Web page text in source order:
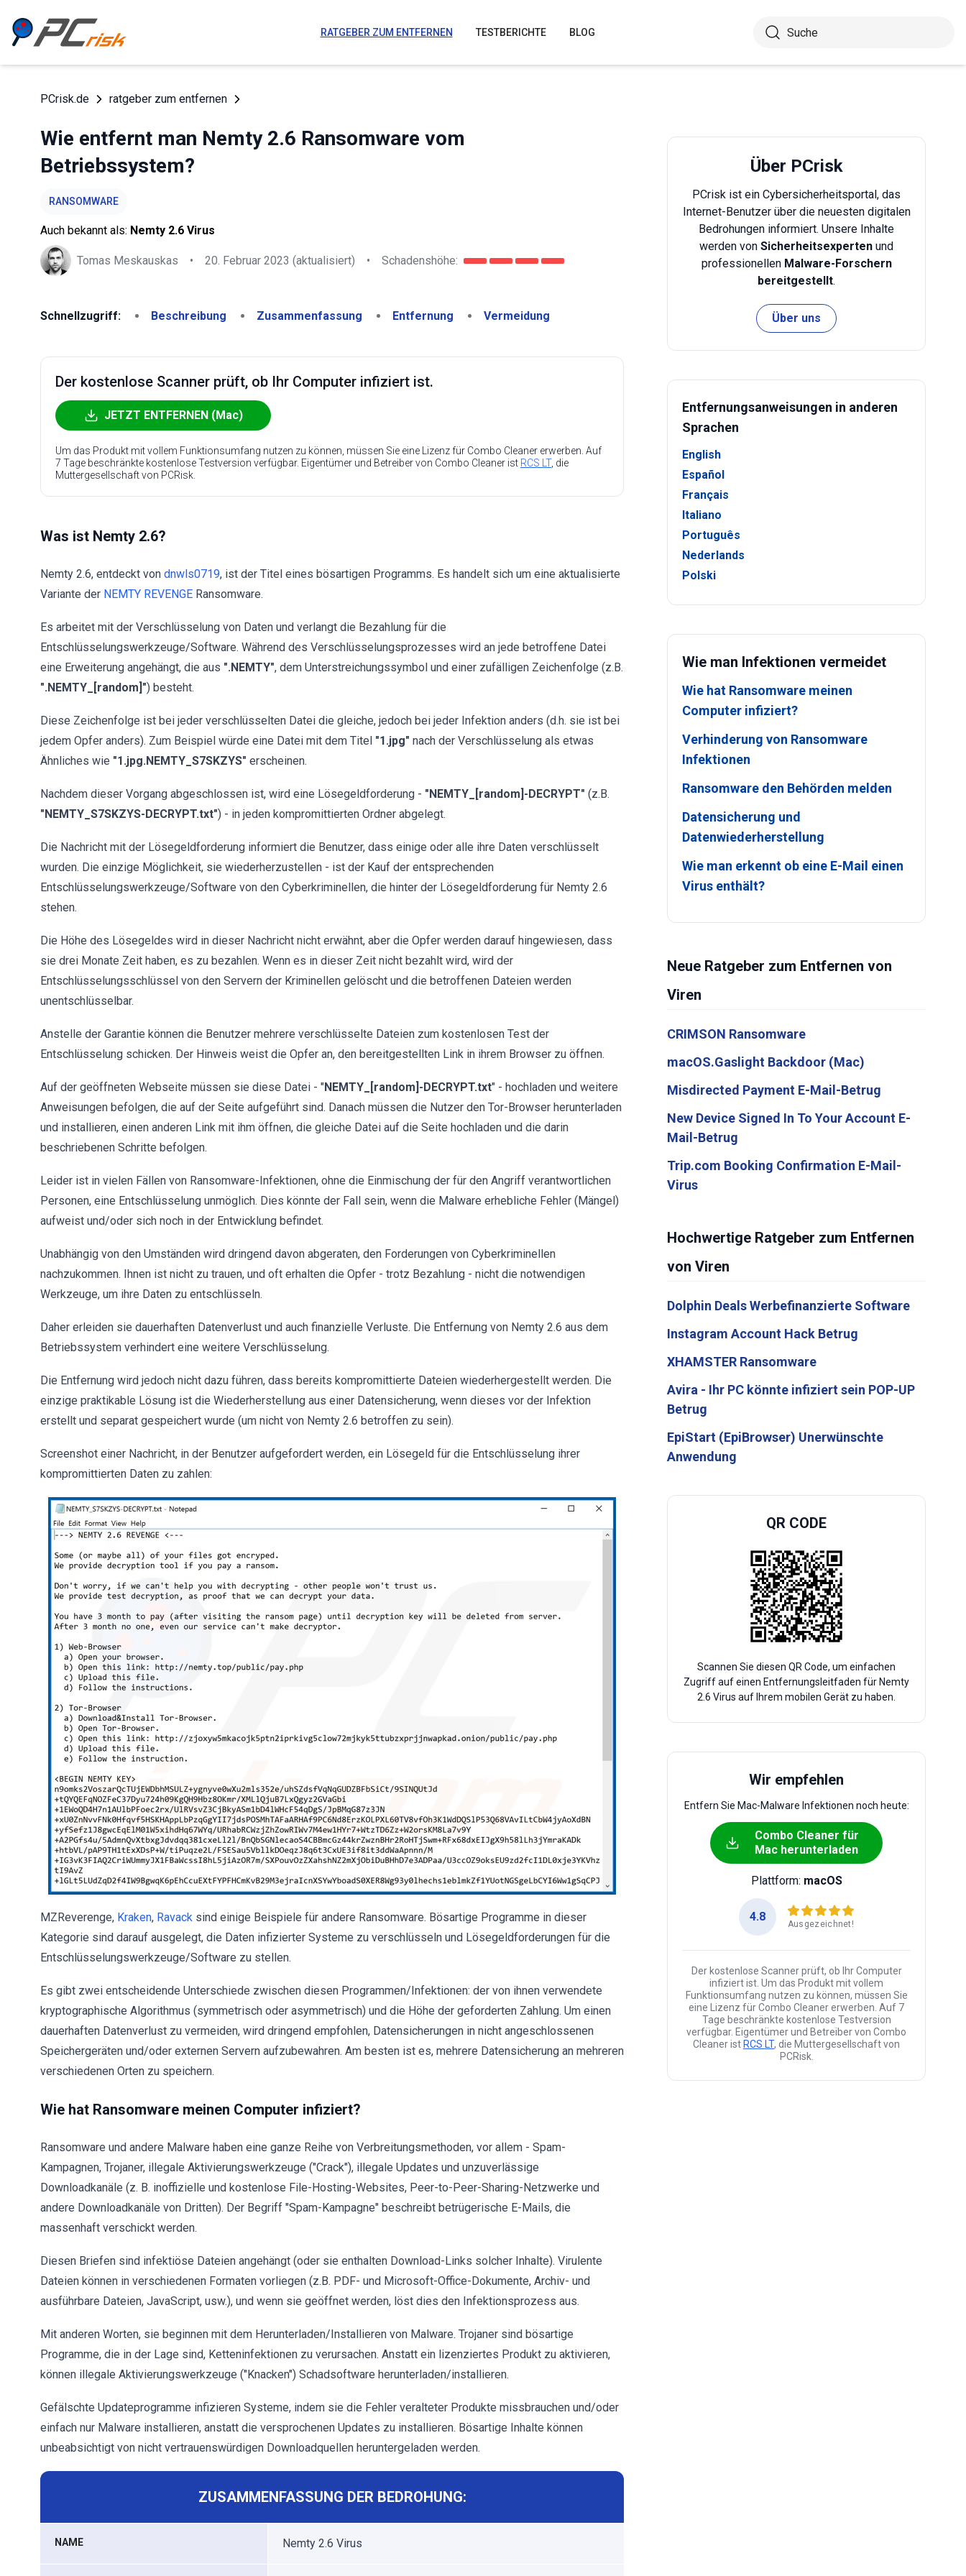
RATGEBER ZUM ENTFERNEN TESTBERICHTE BLOG
PCrisk.de ratgeber zum entfernen
Wie entfernt man Nemty 2.6 Ransomware vom
Betriebssystem?
RANSOMWARE
Auch bekannt als: Nemty 2.6 Virus
Tomas Meskauskas • 20. Februar 2023 (aktualisiert) • Schadenshöhe:
Schnellzugriff: Beschreibung Zusammenfassung Entfernung Vermeidung
Der kostenlose Scanner prüft, ob Ihr Computer infiziert ist.
JETZT ENTFERNEN (Mac)
Um das Produkt mit vollem Funktionsumfang nutzen zu können, müssen Sie eine Lizenz für Combo Cleaner erwerben. Auf
7 Tage beschränkte kostenlose Testversion verfügbar. Eigentümer und Betreiber von Combo Cleaner ist RCS LT, die
Muttergesellschaft von PCRisk.
Was ist Nemty 2.6?
Nemty 2.6, entdeckt von dnwls0719, ist der Titel eines bösartigen Programms. Es handelt sich um eine aktualisierte
Variante der NEMTY REVENGE Ransomware.
Es arbeitet mit der Verschlüsselung von Daten und verlangt die Bezahlung für die
Entschlüsselungswerkzeuge/Software. Während des Verschlüsselungsprozesses wird an jede betroffene Datei
eine Erweiterung angehängt, die aus ".NEMTY", dem Unterstreichungssymbol und einer zufälligen Zeichenfolge (z.B.
".NEMTY_[random]") besteht.
Diese Zeichenfolge ist bei jeder verschlüsselten Datei die gleiche, jedoch bei jeder Infektion anders (d.h. sie ist bei
jedem Opfer anders). Zum Beispiel würde eine Datei mit dem Titel "1.jpg" nach der Verschlüsselung als etwas
Ähnliches wie "1.jpg.NEMTY_S7SKZYS" erscheinen.
Nachdem dieser Vorgang abgeschlossen ist, wird eine Lösegeldforderung - "NEMTY_[random]-DECRYPT" (z.B.
"NEMTY_S7SKZYS-DECRYPT.txt") - in jeden kompromittierten Ordner abgelegt.
Die Nachricht mit der Lösegeldforderung informiert die Benutzer, dass einige oder alle ihre Daten verschlüsselt
wurden. Die einzige Möglichkeit, sie wiederherzustellen - ist der Kauf der entsprechenden
Entschlüsselungswerkzeuge/Software von den Cyberkriminellen, die hinter der Lösegeldforderung für Nemty 2.6
stehen.
Die Höhe des Lösegeldes wird in dieser Nachricht nicht erwähnt, aber die Opfer werden darauf hingewiesen, dass
sie drei Monate Zeit haben, es zu bezahlen. Wenn es in dieser Zeit nicht bezahlt wird, wird der
Entschlüsselungsschlüssel von den Servern der Kriminellen gelöscht und die betroffenen Dateien werden
unentschlüsselbar.
Anstelle der Garantie können die Benutzer mehrere verschlüsselte Dateien zum kostenlosen Test der
Entschlüsselung schicken. Der Hinweis weist die Opfer an, den bereitgestellten Link in ihrem Browser zu öffnen.
Auf der geöffneten Webseite müssen sie diese Datei - "NEMTY_[random]-DECRYPT.txt" - hochladen und weitere
Anweisungen befolgen, die auf der Seite aufgeführt sind. Danach müssen die Nutzer den Tor-Browser herunterladen
und installieren, einen anderen Link mit ihm öffnen, die gleiche Datei auf die Seite hochladen und die darin
beschriebenen Schritte befolgen.
Leider ist in vielen Fällen von Ransomware-Infektionen, ohne die Einmischung der für den Angriff verantwortlichen
Personen, eine Entschlüsselung unmöglich. Dies könnte der Fall sein, wenn die Malware erhebliche Fehler (Mängel)
aufweist und/oder sich noch in der Entwicklung befindet.
Unabhängig von den Umständen wird dringend davon abgeraten, den Forderungen von Cyberkriminellen
nachzukommen. Ihnen ist nicht zu trauen, und oft erhalten die Opfer - trotz Bezahlung - nicht die notwendigen
Werkzeuge, um ihre Daten zu entschlüsseln.
Daher erleiden sie dauerhaften Datenverlust und auch finanzielle Verluste. Die Entfernung von Nemty 2.6 aus dem
Betriebssystem verhindert eine weitere Verschlüsselung.
Die Entfernung wird jedoch nicht dazu führen, dass bereits kompromittierte Dateien wiederhergestellt werden. Die
einzige praktikable Lösung ist die Wiederherstellung aus einer Datensicherung, wenn dieses vor der Infektion
erstellt und separat gespeichert wurde (um nicht von Nemty 2.6 betroffen zu sein).
Screenshot einer Nachricht, in der Benutzer aufgefordert werden, ein Lösegeld für die Entschlüsselung ihrer
kompromittierten Daten zu zahlen:
MZReverenge, Kraken, Ravack sind einige Beispiele für andere Ransomware. Bösartige Programme in dieser
Kategorie sind darauf ausgelegt, die Daten infizierter Systeme zu verschlüsseln und Lösegeldforderungen für die
Entschlüsselungswerkzeuge/Software zu stellen.
Es gibt zwei entscheidende Unterschiede zwischen diesen Programmen/Infektionen: der von ihnen verwendete
kryptographische Algorithmus (symmetrisch oder asymmetrisch) und die Höhe der geforderten Zahlung. Um einen
dauerhaften Datenverlust zu vermeiden, wird dringend empfohlen, Datensicherungen in nicht angeschlossenen
Speichergeräten und/oder externen Servern aufzubewahren. Am besten ist es, mehrere Datensicherung an mehreren
verschiedenen Orten zu speichern.
Wie hat Ransomware meinen Computer infiziert?
Ransomware und andere Malware haben eine ganze Reihe von Verbreitungsmethoden, vor allem - Spam-
Kampagnen, Trojaner, illegale Aktivierungswerkzeuge ("Crack"), illegale Updates und unzuverlässige
Downloadkanäle (z. B. inoffizielle und kostenlose File-Hosting-Websites, Peer-to-Peer-Sharing-Netzwerke und
andere Downloadkanäle von Dritten). Der Begriff "Spam-Kampagne" beschreibt betrügerische E-Mails, die
massenhaft verschickt werden.
Diesen Briefen sind infektiöse Dateien angehängt (oder sie enthalten Download-Links solcher Inhalte). Virulente
Dateien können in verschiedenen Formaten vorliegen (z.B. PDF- und Microsoft-Office-Dokumente, Archiv- und
ausführbare Dateien, JavaScript, usw.), und wenn sie geöffnet werden, löst dies den Infektionsprozess aus.
Mit anderen Worten, sie beginnen mit dem Herunterladen/Installieren von Malware. Trojaner sind bösartige
Programme, die in der Lage sind, Ketteninfektionen zu verursachen. Anstatt ein lizenziertes Produkt zu aktivieren,
können illegale Aktivierungswerkzeuge ("Knacken") Schadsoftware herunterladen/installieren.
Gefälschte Updateprogramme infizieren Systeme, indem sie die Fehler veralteter Produkte missbrauchen und/oder
einfach nur Malware installieren, anstatt die versprochenen Updates zu installieren. Bösartige Inhalte können
unbeabsichtigt von nicht vertrauenswürdigen Downloadquellen heruntergeladen werden.
ZUSAMMENFASSUNG DER BEDROHUNG:
NAME Nemty 2.6 Virus
Über PCrisk
PCrisk ist ein Cybersicherheitsportal, das
Internet-Benutzer über die neuesten digitalen
Bedrohungen informiert. Unsere Inhalte
werden von Sicherheitsexperten und
professionellen Malware-Forschern
bereitgestellt.
Über uns
Entfernungsanweisungen in anderen
Sprachen
English
Español
Français
Italiano
Português
Nederlands
Polski
Wie man Infektionen vermeidet
Wie hat Ransomware meinen
Computer infiziert?
Verhinderung von Ransomware
Infektionen
Ransomware den Behörden melden
Datensicherung und
Datenwiederherstellung
Wie man erkennt ob eine E-Mail einen
Virus enthält?
Neue Ratgeber zum Entfernen von
Viren
CRIMSON Ransomware
macOS.Gaslight Backdoor (Mac)
Misdirected Payment E-Mail-Betrug
New Device Signed In To Your Account E-
Mail-Betrug
Trip.com Booking Confirmation E-Mail-
Virus
Hochwertige Ratgeber zum Entfernen
von Viren
Dolphin Deals Werbefinanzierte Software
Instagram Account Hack Betrug
XHAMSTER Ransomware
Avira - Ihr PC könnte infiziert sein POP-UP
Betrug
EpiStart (EpiBrowser) Unerwünschte
Anwendung
QR CODE
Scannen Sie diesen QR Code, um einfachen
Zugriff auf einen Entfernungsleitfaden für Nemty
2.6 Virus auf Ihrem mobilen Gerät zu haben.
Wir empfehlen
Entfern Sie Mac-Malware Infektionen noch heute:
Combo Cleaner für
Mac herunterladen
Plattform: macOS
4.8
Ausgezeichnet!
Der kostenlose Scanner prüft, ob Ihr Computer
infiziert ist. Um das Produkt mit vollem
Funktionsumfang nutzen zu können, müssen Sie
eine Lizenz für Combo Cleaner erwerben. Auf 7
Tage beschränkte kostenlose Testversion
verfügbar. Eigentümer und Betreiber von Combo
Cleaner ist RCS LT, die Muttergesellschaft von
PCRisk.